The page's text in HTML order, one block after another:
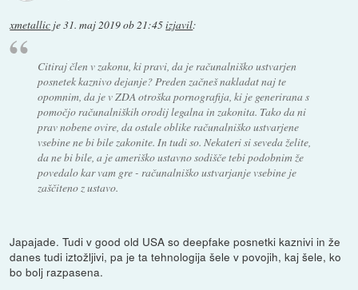
xmetallic je31. maj 2019 ob 21:45izjavil:
Citiraj člen v zakonu, ki pravi, da je računalniško ustvarjen
posnetek kaznivo dejanje? Preden začneš nakladat naj te
opomnim, da je v ZDA otroška pornografija, ki je generirana s
pomočjo računalniških orodij legalna in zakonita. Tako da ni
prav nobene ovire, da ostale oblike računalniško ustvarjene
vsebine ne bi bile zakonite. In tudi so. Nekateri si seveda želite,
da ne bi bile, a je ameriško ustavno sodišče tebi podobnim že
povedalo kar vam gre - računalniško ustvarjanje vsebine je
zaščiteno z ustavo.
Japajade. Tudi v good old USA so deepfake posnetki kaznivi in že
danes tudi iztožljivi, pa je ta tehnologija šele v povojih, kaj šele, ko
bo bolj razpasena.